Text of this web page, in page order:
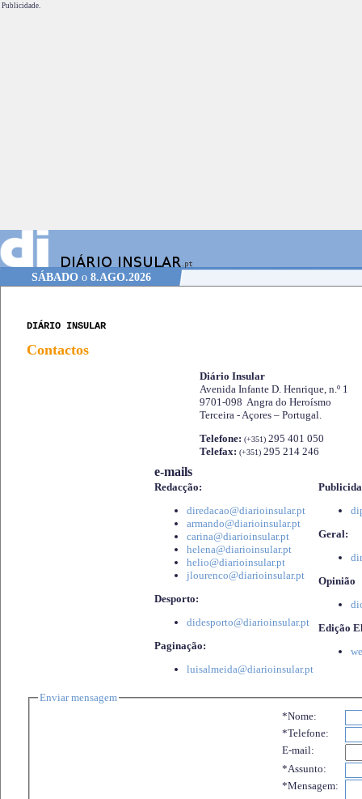
Publicidade.
SÁBADOo 8.AGO.2026
DIÁRIO INSULAR
Contactos
Diário Insular
Avenida Infante D. Henrique, n.º 1
9701-098 Angra do Heroísmo
Terceira - Açores – Portugal.
Telefone: (+351) 295 401 050
Telefax: (+351) 295 214 246
e-mails
Redacção:
diredacao@diarioinsular.pt
armando@diarioinsular.pt
carina@diarioinsular.pt
helena@diarioinsular.pt
helio@diarioinsular.pt
jlourenco@diarioinsular.pt
Desporto:
didesporto@diarioinsular.pt
Paginação:
luisalmeida@diarioinsular.pt
Geral:
Opinião
Edição
Enviar mensagem
*Nome:
*Telefone:
E-mail:
*Assunto:
*Mensagem: